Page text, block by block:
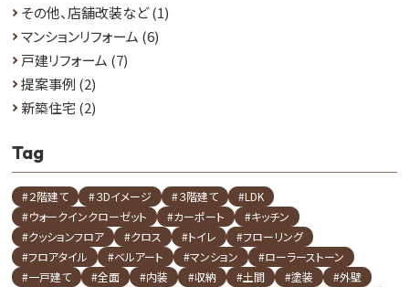
その他、店舗改装など(1)
マンションリフォーム (6)
戸建リフォーム (7)
提案事例 (2)
新築住宅(2)
Tag
#２階建て #３Dイメージ #３階建て
#LDK
#ウォークインクローゼット
#カーポート
#キッチン
#クッションフロア
#クロス #トイレ
#フローリング
#フロアタイル
#ベルアート #マンション
#ローラーストーン
#一戸建て
#全面 #内装 #収納 #土間 #塗装
#外壁